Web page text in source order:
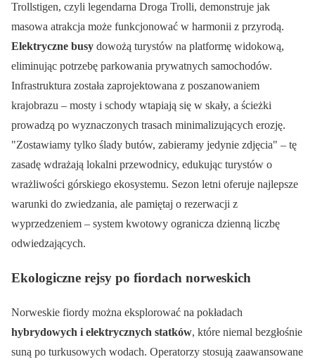
Trollstigen, czyli legendarna Droga Trolli, demonstruje jak
masowa atrakcja może funkcjonować w harmonii z przyrodą.
Elektryczne busy dowożą turystów na platformę widokową,
eliminując potrzebę parkowania prywatnych samochodów.
Infrastruktura została zaprojektowana z poszanowaniem
krajobrazu – mosty i schody wtapiają się w skały, a ścieżki
prowadzą po wyznaczonych trasach minimalizujących erozję.
Zostawiamy tylko ślady butów, zabieramy jedynie zdjęcia
– tę
zasadę wdrażają lokalni przewodnicy, edukując turystów o
wrażliwości górskiego ekosystemu. Sezon letni oferuje najlepsze
warunki do zwiedzania, ale pamiętaj o rezerwacji z
wyprzedzeniem – system kwotowy ogranicza dzienną liczbę
odwiedzających.
Ekologiczne rejsy po fiordach norweskich
Norweskie fiordy można eksplorować na pokładach
hybrydowych i elektrycznych statków, które niemal bezgłośnie
suną po turkusowych wodach. Operatorzy stosują zaawansowane